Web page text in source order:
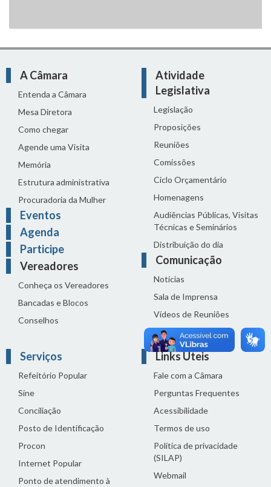
A Câmara
Entenda a Câmara
Mesa Diretora
Como chegar
Agende uma Visita
Memória
Estrutura administrativa
Procuradoria da Mulher
Eventos
Agenda
Participe
Vereadores
Conheça os Vereadores
Bancadas e Blocos
Conselhos
Atividade
Legislativa
Legislação
Proposições
Reuniões
Comissões
Ciclo Orçamentário
Homenagens
Audiências Públicas, Visitas
Técnicas e Seminários
Distribuição do dia
Comunicação
Notícias
Sala de Imprensa
Vídeos de Reuniões
Solenidades
Serviços
Refeitório Popular
Sine
Conciliação
Posto de Identificação
Procon
Internet Popular
Ponto de atendimento à
Links Úteis
Fale com a Câmara
Perguntas Frequentes
Acessibilidade
Termos de uso
Política de privacidade
(SILAP)
Webmail